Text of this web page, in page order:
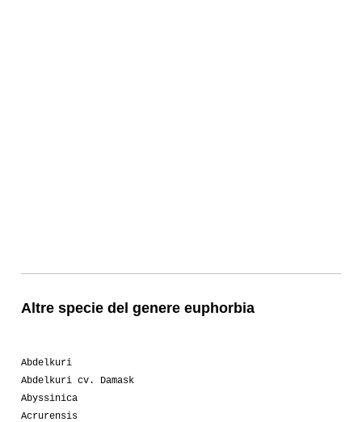
Altre specie del genere euphorbia
Abdelkuri
Abdelkuri cv. Damask
Abyssinica
Acrurensis